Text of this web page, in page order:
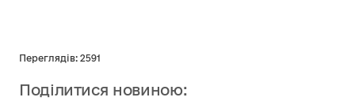
Переглядів: 2591
Поділитися новиною: